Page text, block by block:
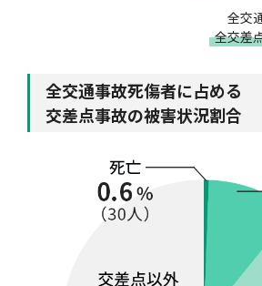
全交
全交差
全交通事故死傷者に占める
交差点事故の被害状況割合